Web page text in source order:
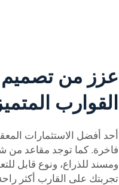
عزز من تصميم
القوارب
أحد أفضل الاستثمارات
فاخرة. كما توجد مقاعد من
ومسند للذراع، ونوع قابل
تجربتك على القارب أكثر